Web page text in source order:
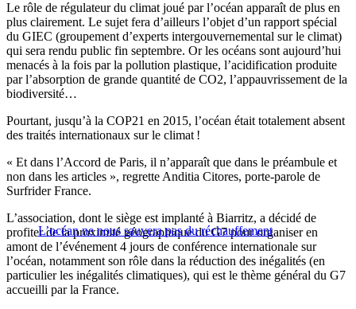
Le rôle de régulateur du climat joué par l’océan apparaît de plus en
plus clairement. Le sujet fera d’ailleurs l’objet d’un rapport spécial
du GIEC (groupement d’experts intergouvernemental sur le climat)
qui sera rendu public fin septembre. Or les océans sont aujourd’hui
menacés à la fois par la pollution plastique, l’acidification produite
par l’absorption de grande quantité de CO2, l’appauvrissement de la
biodiversité…
Pourtant, jusqu’à la COP21 en 2015, l’océan était totalement absent
des traités internationaux sur le climat !
« Et dans l’Accord de Paris, il n’apparaît que dans le préambule et
non dans les articles », regrette Anditia Citores, porte-parole de
Surfrider France.
L’océan ne nous sauvera pas du réchauffement
L’association, dont le siège est implanté à Biarritz, a décidé de
profiter de la proximité géographique du G7 pour organiser en
amont de l’événement 4 jours de conférence internationale sur
l’océan, notamment son rôle dans la réduction des inégalités (en
particulier les inégalités climatiques), qui est le thème général du G7
accueilli par la France.